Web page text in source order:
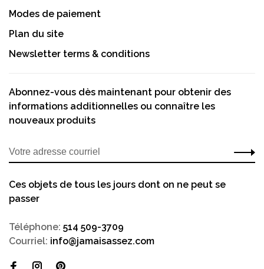
Modes de paiement
Plan du site
Newsletter terms & conditions
Abonnez-vous dès maintenant pour obtenir des
informations additionnelles ou connaître les
nouveaux produits
Ces objets de tous les jours dont on ne peut se
passer
Téléphone: 514 509-3709
Courriel: info@jamaisassez.com